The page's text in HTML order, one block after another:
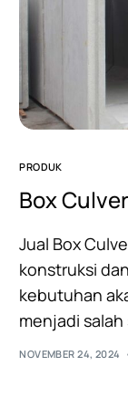
PRODUK
Box
Jual Box
konstruksi
kebutuhan
menjadi
NOVEMBER 24, 2024